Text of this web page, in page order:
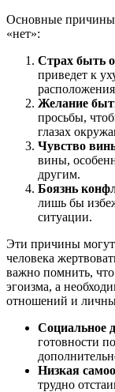
Основные
«нет»:
Страх быть
приведет к
Желание
просьбы,
глазах
Чувство
вины,
другим.
Боязнь
лишь бы
ситуации.
Эти причины могут
человека
важно помнить,
эгоизма, а
отношений и
Социальное
готовности
Низкая
трудно